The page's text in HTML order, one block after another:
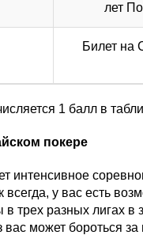
лет
Билет на
1 балл в
покере
интенсивное
у вас есть
разных лигах в
может бороться за